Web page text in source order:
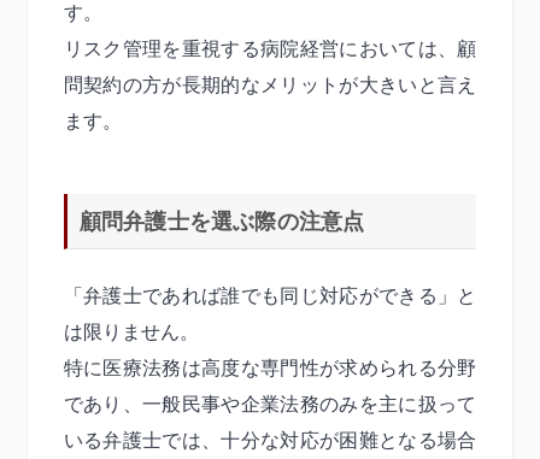
す。
リスク管理を重視する病院経営においては、顧
問契約の方が長期的なメリットが大きいと言え
ます。
顧問弁護士を選ぶ際の注意点
「弁護士であれば誰でも同じ対応ができる」と
は限りません。
特に医療法務は高度な専門性が求められる分野
であり、一般民事や企業法務のみを主に扱って
いる弁護士では、十分な対応が困難となる場合